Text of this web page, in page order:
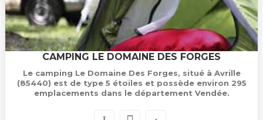
CAMPING LE DOMAINE DES FORGES
Le camping Le Domaine Des Forges, situé à Avrille
(85440) est de type 5 étoiles et possède environ 295
emplacements dans le département Vendée.